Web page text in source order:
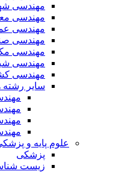
مهندسی
مهندسی
مهندسی عمران
مهندسی صنایع
مهندسی مکانیک
مهندسی شیمی
مهندسی
سایر رشته
مهندسی
مهندسی
مهندسی
مهندسی
علوم پایه و پزشکی
پزشکی
زیست شناسی